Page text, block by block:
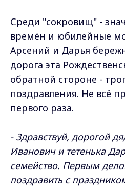
Среди "сокровищ" -
времён и юбилейные
Арсений и Дарья
дорога эта
обратной стороне -
поздравления. Не всё
первого раза.
- Здравствуй, дорогой
Иванович и тетенька
семейство. Первым
поздравить с